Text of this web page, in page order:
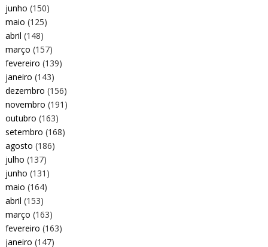
junho (150)
maio (125)
abril (148)
março (157)
fevereiro (139)
janeiro (143)
dezembro (156)
novembro (191)
outubro (163)
setembro (168)
agosto (186)
julho (137)
junho (131)
maio (164)
abril (153)
março (163)
fevereiro (163)
janeiro (147)